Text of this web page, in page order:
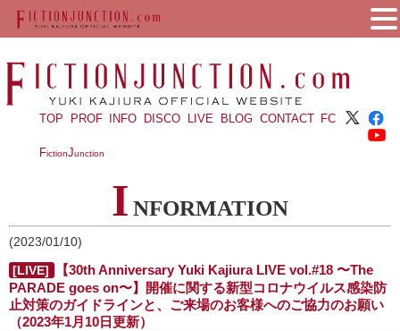
TOP PROF INFO DISCO LIVE BLOG CONTACT FC
FictionJunction
I NFORMATION
(2023/01/10)
[LIVE]
【30th Anniversary Yuki Kajiura LIVE vol.#18 〜The
PARADE goes on〜】開催に関する新型コロナウイルス感染防
止対策のガイドラインと、ご来場のお客様へのご協力のお願い
（2023年1月10日更新）